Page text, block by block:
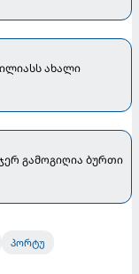
ახალი
გამოგიღია ბურთი
პორტუ